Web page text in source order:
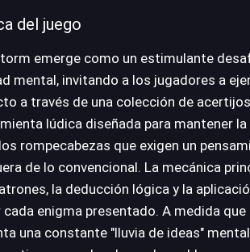
del juego
emerge como un estimulante
mental, invitando a los jugadores a
a través de una colección de
lúdica diseñada para mantener
rompecabezas que exigen un
de lo convencional. La mecánica
la deducción lógica y la
enigma presentado. A medida que
una constante "lluvia de ideas"